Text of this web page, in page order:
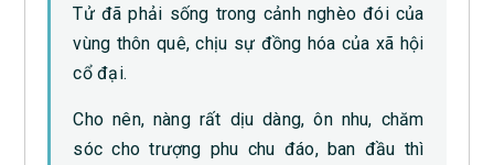
Tử đã phải sống trong cảnh nghèo đói của
vùng thôn quê, chịu sự đồng hóa của xã hội
cổ đại.
Cho nên, nàng rất dịu dàng, ôn nhu, chăm
sóc cho trượng phu chu đáo, ban đầu thì